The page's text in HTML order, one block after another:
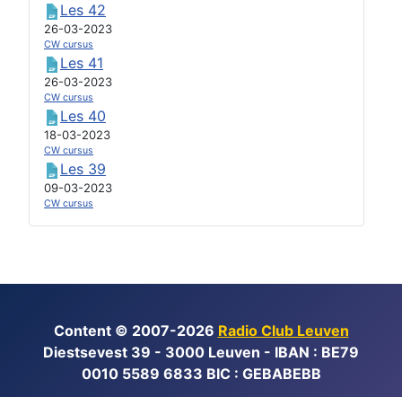
Les 42
26-03-2023
CW cursus
Les 41
26-03-2023
CW cursus
Les 40
18-03-2023
CW cursus
Les 39
09-03-2023
CW cursus
Content © 2007-2026 Radio Club Leuven
Diestsevest 39 - 3000 Leuven - IBAN : BE79
0010 5589 6833 BIC : GEBABEBB